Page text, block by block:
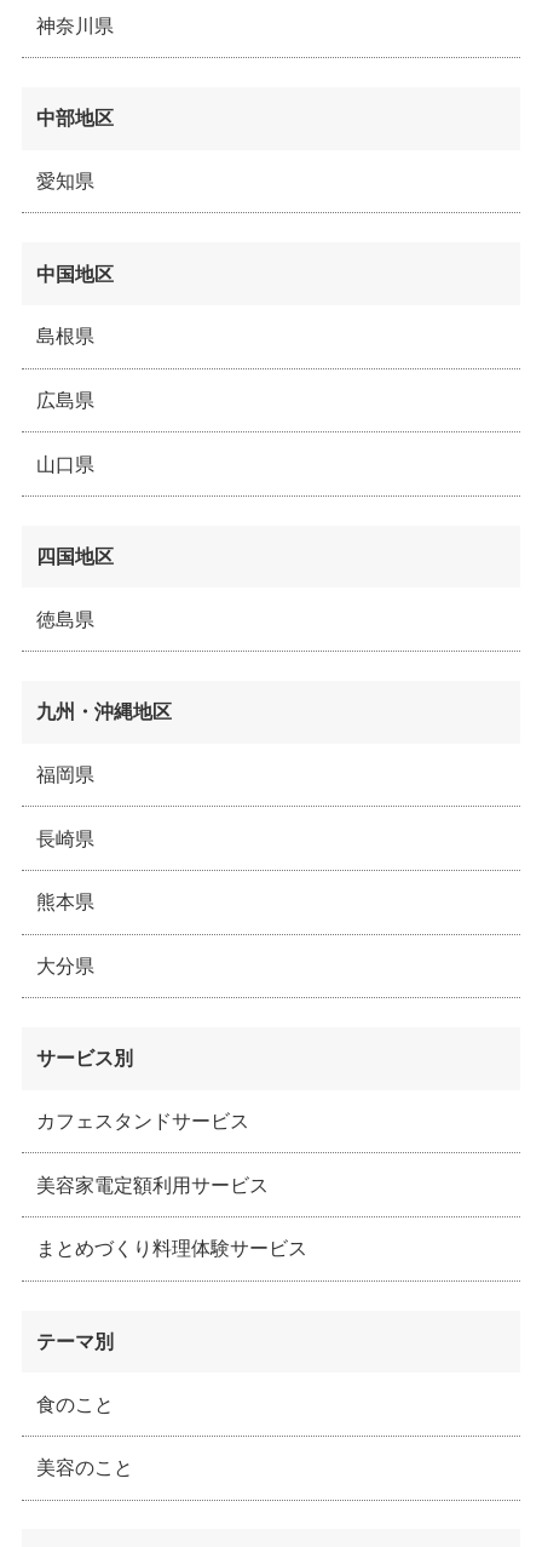
神奈川県
中部地区
愛知県
中国地区
島根県
広島県
山口県
四国地区
徳島県
九州・沖縄地区
福岡県
長崎県
熊本県
大分県
サービス別
カフェスタンドサービス
美容家電定額利用サービス
まとめづくり料理体験サービス
テーマ別
食のこと
美容のこと